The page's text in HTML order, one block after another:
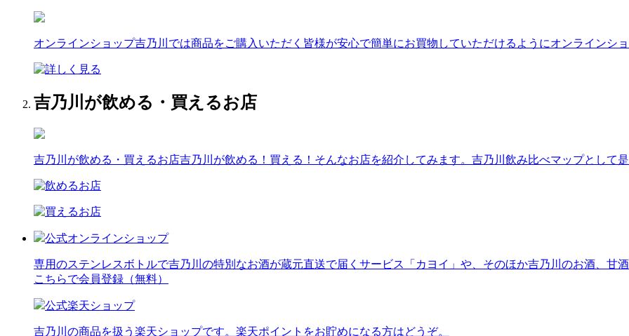
オンラインショップ吉乃川では商品をご購入いただく皆様が安心で簡単にお買物していただけるようにオンラインシ
吉乃川が飲める・買えるお店
吉乃川が飲める・買えるお店吉乃川が飲める！買える！そんなお店を紹介してみます。吉乃川飲み比べマップとして是
公式オンラインショップ
専用のステンレスボトルで吉乃川の特別なお酒が蔵元直送で届くサービス「カヨイ」や、そのほか吉乃川のお酒、甘
こちらで会員登録（無料）
公式楽天ショップ
吉乃川の商品を扱う楽天ショップです。楽天ポイントをお貯めになる方はどうぞ。